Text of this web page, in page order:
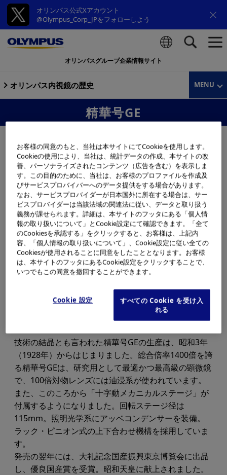
オリンパス公式Xアカウント
@Olympus_Corp_JPをフォローしよう
オリンパスグループ企業情報サイト
オリンパス内視鏡の歴史 MENU
精華号GE
技術の結晶とも言われた精華号GEの生産は、昭和3年
（1928年）からはじまりました。総合倍率1400倍を誇
る精華号GEは、研究用として最適かつ最高級の顕微鏡
で、100倍対物レンズには油浸系が使われています。
また、このころから「十字動メカニカルステージ」が
付属するようになりました。回転ステージ径は
115mm。照明光学系にアッベコンデンサーを装備。
ラック・ピニオン式の上下合わせ機構を採用していま
す。
発売の翌年には、大礼記念国産振興東京博覧会に出品
し、優良国産賞を受賞。昭和天皇に献上されました。
お客様の同意のもと、当社は本サイトにてCookieを使用します。
Cookieの使用により、当社は、統計データの作成、本サイトの改
善、パーソナライズされたコンテンツ（広告を含む）を表示しま
す。この目的のために、当社は、お客様のプロファイルを作成及
びサービスプロバイバーへのデータ提供をする場合があります。
なお、サービスプロバイダーが日本国外に所在する場合は、サー
ビスプロバイダーは当該法域の関連法に従い、データと取り扱う
義務が課せられます。詳細は、本サイトのフッタにある「個人情
報の取り扱いについて」とCookie設定にて確認できます。「全て
のCookiesを承認する」をクリックすると、お客様は、上記内
容、「個人情報の取り扱いについて」、Cookie設定に従い全ての
Cookiesが使用されることに同意をしたこととなります。お客様
は、本サイトのフッタにあるCookie設定をクリックすることで、
いつでもこの同意を撤回することができます。
Cookie 設定
すべての Cookie を受け入
れる